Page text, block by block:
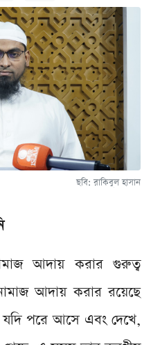
ছবি: রাকিবুল হাসান
আদায় করার গুরুত্ব
আদায় করার রয়েছে
পরে আসে এবং দেখে,